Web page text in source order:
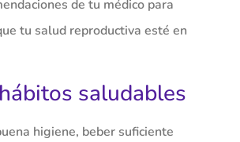
de tu médico para
tu salud reproductiva esté en
saludables
higiene, beber suficiente